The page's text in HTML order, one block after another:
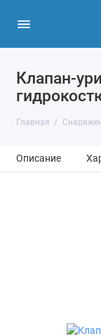
Клапан-
Главная
Описание